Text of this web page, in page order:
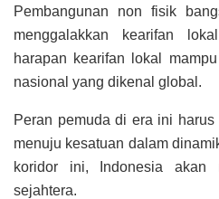
Pembangunan non fisik
menggalakkan kearifan
harapan kearifan lokal
nasional yang dikenal global.
Peran pemuda di era ini
menuju kesatuan dalam
koridor ini, Indonesia
sejahtera.